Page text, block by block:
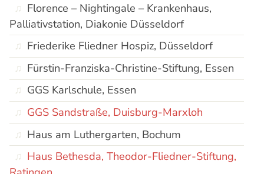
Florence – Nightingale – Krankenhaus,
Palliativstation, Diakonie Düsseldorf
Friederike Fliedner Hospiz, Düsseldorf
Fürstin-Franziska-Christine-Stiftung, Essen
GGS Karlschule, Essen
GGS Sandstraße, Duisburg-Marxloh
Haus am Luthergarten, Bochum
Haus Bethesda, Theodor-Fliedner-Stiftung,